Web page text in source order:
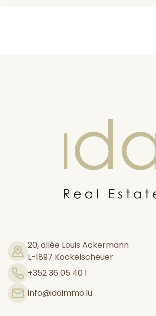
20, allée Louis Ackermann
L-1897 Kockelscheuer
+352 36 05 40 1
info@idaimmo.lu